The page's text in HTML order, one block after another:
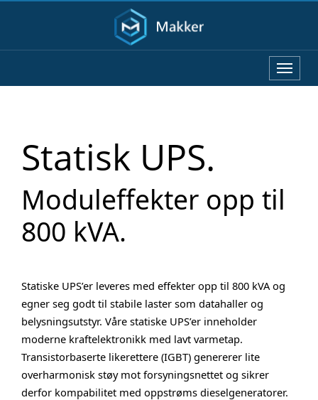
Statisk UPS.
Moduleffekter opp til
800 kVA.
Statiske UPS’er leveres med effekter opp til 800 kVA og
egner seg godt til stabile laster som datahaller og
belysningsutstyr. Våre statiske UPS’er inneholder
moderne kraftelektronikk med lavt varmetap.
Transistorbaserte likerettere (IGBT) genererer lite
overharmonisk støy mot forsyningsnettet og sikrer
derfor kompabilitet med oppstrøms dieselgeneratorer.